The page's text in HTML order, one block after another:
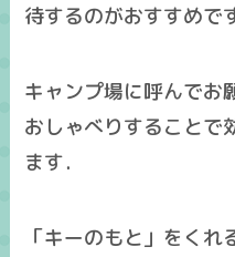
待するのがおすすめで
キャンプ場に呼んでお
おしゃべりすることで
ます．
「キーのもと」をく